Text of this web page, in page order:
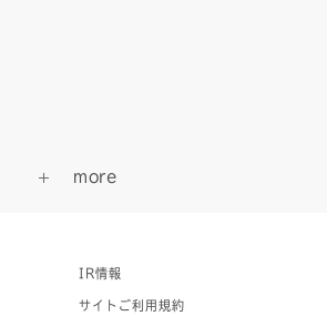
IR情報
サイトご利用規約